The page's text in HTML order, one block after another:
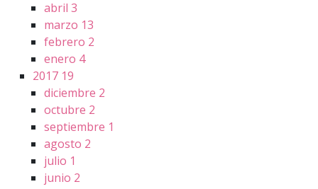
abril 3
marzo 13
febrero 2
enero 4
2017 19
diciembre 2
octubre 2
septiembre 1
agosto 2
julio 1
junio 2